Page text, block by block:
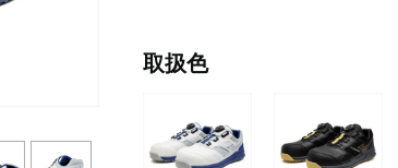
取扱色